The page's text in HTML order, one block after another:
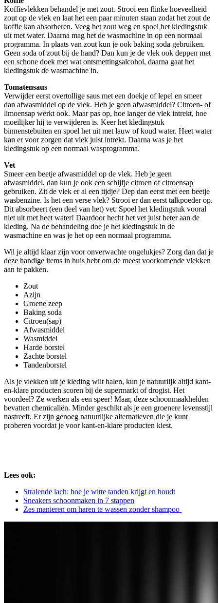
Koffievlekken behandel je met zout. Strooi een flinke hoeveelheid
zout op de vlek en laat het een paar minuten staan zodat het zout de
koffie kan absorberen. Veeg het zout weg en spoel het kledingstuk
uit met water. Daarna mag het de wasmachine in op een normaal
programma. In plaats van zout kun je ook baking soda gebruiken.
Geen soda of zout bij de hand? Dan kun je de vlek ook deppen met
een schone doek met wat ontsmettingsalcohol, daarna gaat het
kledingstuk de wasmachine in.
Tomatensaus
Verwijder eerst overtollige saus met een doekje of lepel en smeer
dan afwasmiddel op de vlek. Heb je geen afwasmiddel? Citroen- of
limoensap werkt ook. Maar pas op, hoe langer de vlek intrekt, hoe
moeilijker hij te verwijderen is. Keer het kledingstuk
binnenstebuiten en spoel het uit met lauw of koud water. Heet water
kan er voor zorgen dat vlek juist intrekt. Daarna was je het
kledingstuk op een normaal wasprogramma.
Vet
Smeer een beetje afwasmiddel op de vlek. Heb je geen
afwasmiddel, dan kun je ook een schijfje citroen of citroensap
gebruiken. Zit de vlek er al een tijdje? Dep dan eerst met een beetje
wasbenzine. Is het een verse vlek? Strooi er dan eerst talkpoeder op.
Dit absorbeert (een deel van het) vet. Spoel het kledingstuk vooral
niet uit met heet water! Daardoor hecht het vet juist beter aan de
kleding. Na de behandeling doe je het kledingstuk in de
wasmachine en was je het op een normaal programma.
Wil je altijd klaar zijn voor onverwachte ongelukjes? Zorg dan dat je
deze handige items in huis hebt om de meest voorkomende vlekken
aan te pakken.
Zout
Azijn
Groene zeep
Baking soda
Citroen(sap)
Afwasmiddel
Wasmiddel
Harde borstel
Zachte borstel
Tandenborstel
Als je vlekken uit je kleding wilt halen, kun je natuurlijk altijd kant-
en-klare producten scoren bij de supermarkt of drogist. Het
voordeel? Ze werken als een speer! Maar, deze schoonmaakhelden
bevatten chemicaliën. Minder geschikt als je een groenere levensstijl
nastreeft. Er zijn genoeg natuurlijke alternatieven die je kunt
proberen voordat je voor kant-en-klare producten kiest.
Lees ook:
Stralende lach: hoe je witte tanden krijgt en houdt
Sneakers schoonmaken in 7 stappen
Zes manieren om haren te wassen zonder shampoo